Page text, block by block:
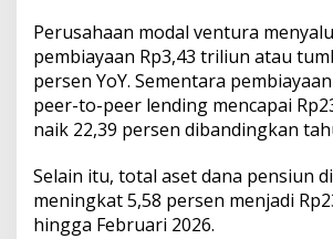
Perusahaan modal ventura
pembiayaan Rp3,43 triliun atau
persen YoY. Sementara
peer-to-peer lending mencapai
naik 22,39 persen dibandingkan
Selain itu, total aset dana pensiun
meningkat 5,58 persen menjadi
hingga Februari 2026.